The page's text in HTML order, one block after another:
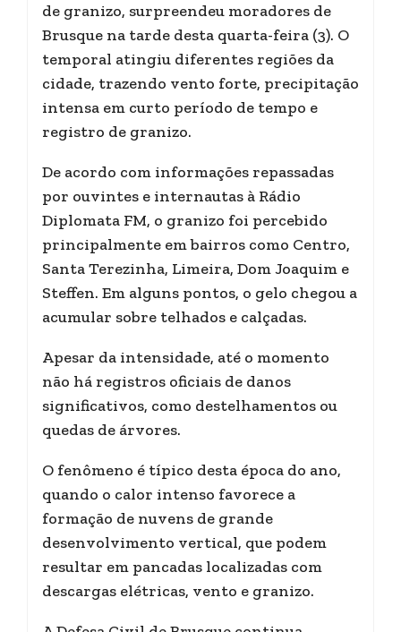
de granizo, surpreendeu moradores de
Brusque na tarde desta quarta-feira (3). O
temporal atingiu diferentes regiões da
cidade, trazendo vento forte, precipitação
intensa em curto período de tempo e
registro de granizo.
De acordo com informações repassadas
por ouvintes e internautas à Rádio
Diplomata FM, o granizo foi percebido
principalmente em bairros como Centro,
Santa Terezinha, Limeira, Dom Joaquim e
Steffen. Em alguns pontos, o gelo chegou a
acumular sobre telhados e calçadas.
Apesar da intensidade, até o momento
não há registros oficiais de danos
significativos, como destelhamentos ou
quedas de árvores.
O fenômeno é típico desta época do ano,
quando o calor intenso favorece a
formação de nuvens de grande
desenvolvimento vertical, que podem
resultar em pancadas localizadas com
descargas elétricas, vento e granizo.